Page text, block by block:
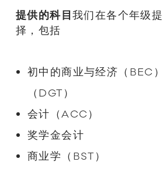
提供的科目我们在各个年级
择，包括
初中的商业与经济（BEC
（DGT）
会计（ACC）
奖学金会计
商业学（BST）